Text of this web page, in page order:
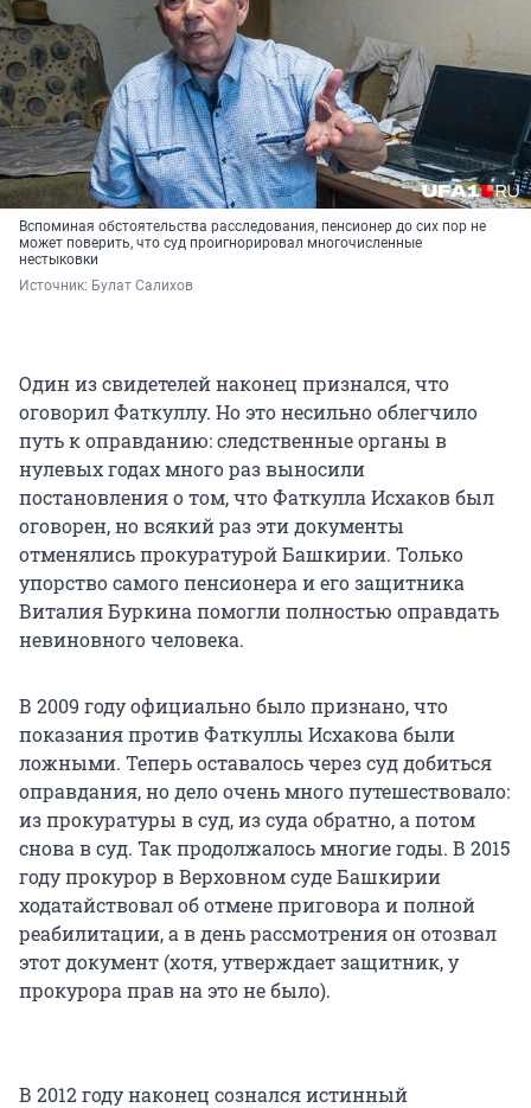
Вспоминая обстоятельства расследования, пенсионер до сих пор не
может поверить, что суд проигнорировал многочисленные
нестыковки
Источник: Булат Салихов
Один из свидетелей наконец признался, что
оговорил Фаткуллу. Но это несильно облегчило
путь к оправданию: следственные органы в
нулевых годах много раз выносили
постановления о том, что Фаткулла Исхаков был
оговорен, но всякий раз эти документы
отменялись прокуратурой Башкирии. Только
упорство самого пенсионера и его защитника
Виталия Буркина помогли полностью оправдать
невиновного человека.
В 2009 году официально было признано, что
показания против Фаткуллы Исхакова были
ложными. Теперь оставалось через суд добиться
оправдания, но дело очень много путешествовало:
из прокуратуры в суд, из суда обратно, а потом
снова в суд. Так продолжалось многие годы. В 2015
году прокурор в Верховном суде Башкирии
ходатайствовал об отмене приговора и полной
реабилитации, а в день рассмотрения он отозвал
этот документ (хотя, утверждает защитник, у
прокурора прав на это не было).
В 2012 году наконец сознался истинный